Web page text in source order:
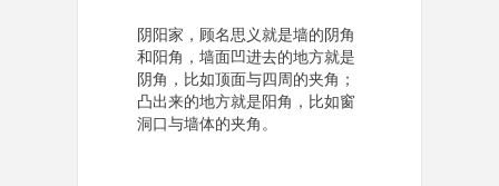
阴阳家，顾名思义就是墙的阴角
和阳角，墙面凹进去的地方就是
阴角，比如顶面与四周的夹角；
凸出来的地方就是阳角，比如窗
洞口与墙体的夹角。